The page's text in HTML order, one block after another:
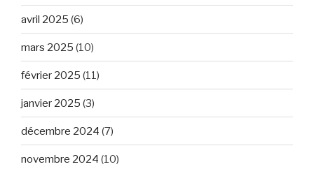
avril 2025 (6)
mars 2025 (10)
février 2025 (11)
janvier 2025 (3)
décembre 2024 (7)
novembre 2024 (10)